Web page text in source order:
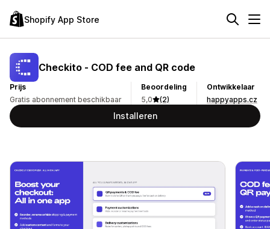
Shopify App Store
Checkito ‑ COD fee and QR code
Prijs
Gratis abonnement beschikbaar
Beoordeling
5,0
(2)
Ontwikkelaar
happyapps.cz
Installeren